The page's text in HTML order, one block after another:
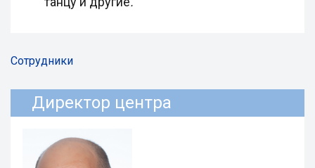
Сотрудники
Директор центра